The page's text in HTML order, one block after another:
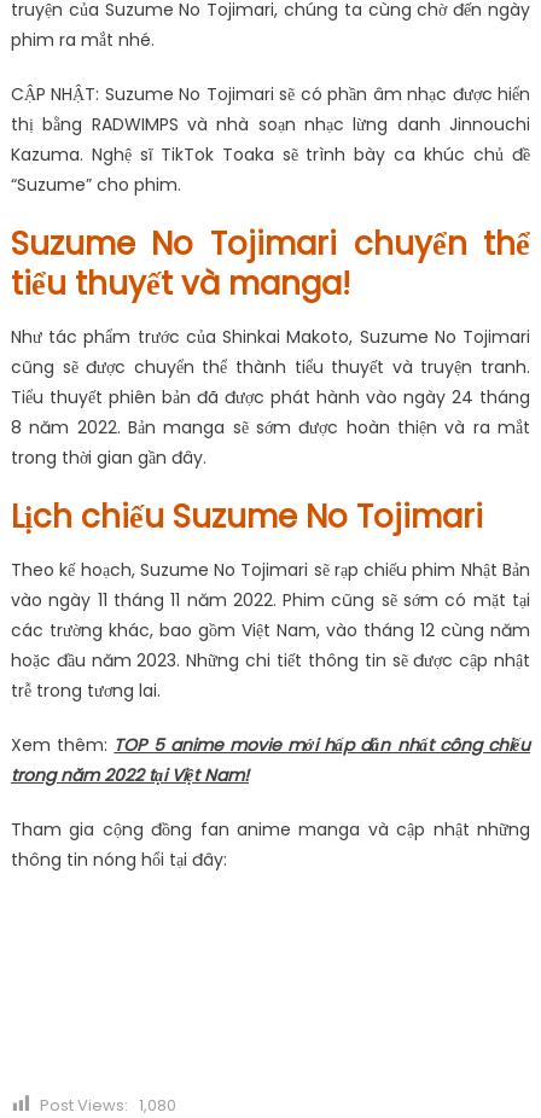
truyện của Suzume No Tojimari, chúng ta cùng chờ đến ngày
phim ra mắt nhé.
CẬP NHẬT: Suzume No Tojimari sẽ có phần âm nhạc được hiển
thị bằng RADWIMPS và nhà soạn nhạc lừng danh Jinnouchi
Kazuma. Nghệ sĩ TikTok Toaka sẽ trình bày ca khúc chủ đề
“Suzume” cho phim.
Suzume No Tojimari chuyển thể
tiểu thuyết và manga!
Như tác phẩm trước của Shinkai Makoto, Suzume No Tojimari
cũng sẽ được chuyển thể thành tiểu thuyết và truyện tranh.
Tiểu thuyết phiên bản đã được phát hành vào ngày 24 tháng
8 năm 2022. Bản manga sẽ sớm được hoàn thiện và ra mắt
trong thời gian gần đây.
Lịch chiếu Suzume No Tojimari
Theo kế hoạch, Suzume No Tojimari sẽ rạp chiếu phim Nhật Bản
vào ngày 11 tháng 11 năm 2022. Phim cũng sẽ sớm có mặt tại
các trường khác, bao gồm Việt Nam, vào tháng 12 cùng năm
hoặc đầu năm 2023. Những chi tiết thông tin sẽ được cập nhật
trễ trong tương lai.
Xem thêm: TOP 5 anime movie mới hấp dẫn nhất công chiếu
trong năm 2022 tại Việt Nam!
Tham gia cộng đồng fan anime manga và cập nhật những
thông tin nóng hổi tại đây:
Post Views: 1,080